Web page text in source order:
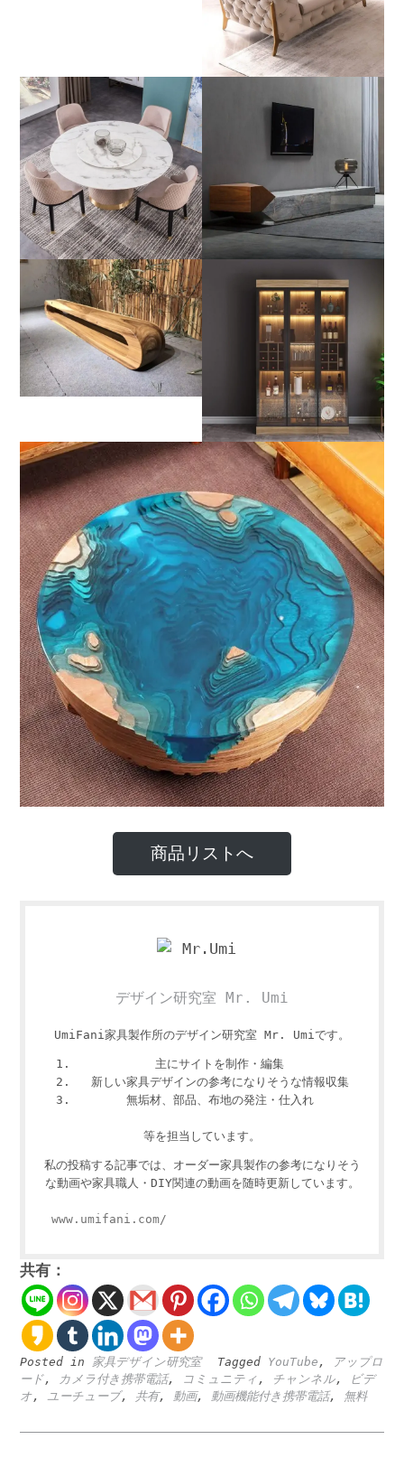
商品リストへ
デザイン研究室 Mr. Umi
UmiFani家具製作所のデザイン研究室 Mr. Umiです。
主にサイトを制作・編集
新しい家具デザインの参考になりそうな情報収集
無垢材、部品、布地の発注・仕入れ
等を担当しています。
私の投稿する記事では、オーダー家具製作の参考になりそう
な動画や家具職人・DIY関連の動画を随時更新しています。
www.umifani.com/
共有：
Posted in 家具デザイン研究室 Tagged YouTube ,
アップロ
ード, カメラ付き携帯電話, コミュニティ , チャンネル,
ビデ
オ, ユーチューブ, 共有, 動画, 動画機能付き携帯電話, 無料